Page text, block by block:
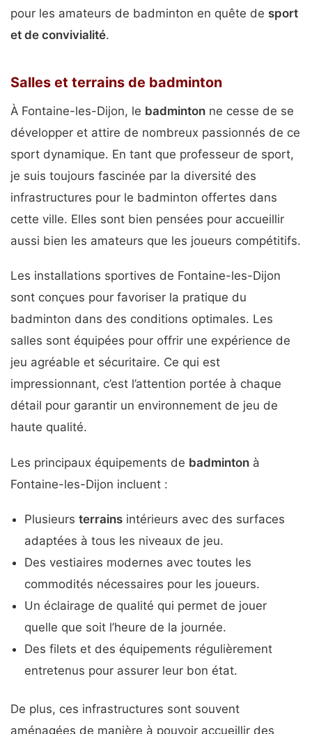
pour les amateurs de badminton en quête de sport
et de convivialité.
Salles et terrains de badminton
À Fontaine-les-Dijon, le badminton ne cesse de se
développer et attire de nombreux passionnés de ce
sport dynamique. En tant que professeur de sport,
je suis toujours fascinée par la diversité des
infrastructures pour le badminton offertes dans
cette ville. Elles sont bien pensées pour accueillir
aussi bien les amateurs que les joueurs compétitifs.
Les installations sportives de Fontaine-les-Dijon
sont conçues pour favoriser la pratique du
badminton dans des conditions optimales. Les
salles sont équipées pour offrir une expérience de
jeu agréable et sécuritaire. Ce qui est
impressionnant, c’est l’attention portée à chaque
détail pour garantir un environnement de jeu de
haute qualité.
Les principaux équipements de badminton à
Fontaine-les-Dijon incluent :
Plusieurs terrains intérieurs avec des surfaces
adaptées à tous les niveaux de jeu.
Des vestiaires modernes avec toutes les
commodités nécessaires pour les joueurs.
Un éclairage de qualité qui permet de jouer
quelle que soit l’heure de la journée.
Des filets et des équipements régulièrement
entretenus pour assurer leur bon état.
De plus, ces infrastructures sont souvent
aménagées de manière à pouvoir accueillir des